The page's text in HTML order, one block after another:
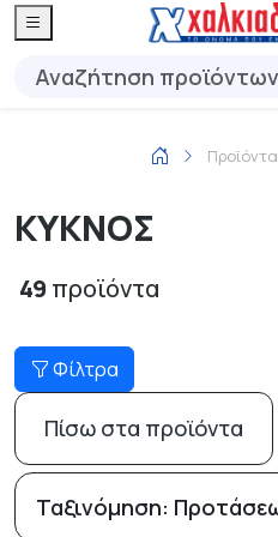
Προϊόντα
ΚΥΚΝΟΣ
49 προϊόντα
Φίλτρα
Πίσω στα προϊόντα